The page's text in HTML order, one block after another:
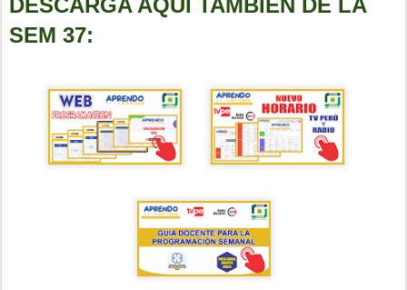
DESCARGA AQUÍ TAMBIÉN DE LA
SEM 37: